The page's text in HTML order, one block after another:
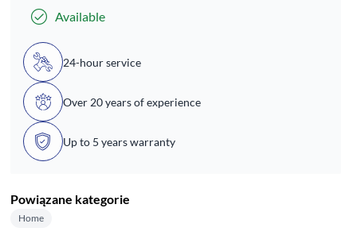
Available
24-hour service
Over 20 years of experience
Up to 5 years warranty
Powiązane kategorie
Home